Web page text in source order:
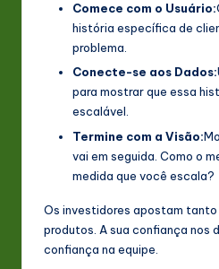
Comece com o Usuário:
história específica de
problema.
Conecte-se aos Dados:
para mostrar que essa
escalável.
Termine com a Visão:
vai em seguida. Como o
medida que você escala?
Os investidores apostam tanto
produtos. A sua confiança nos
confiança na equipe.